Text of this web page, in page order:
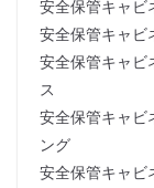
安全保管キャビ
安全保管キャビ
安全保管キャビ
ス
安全保管キャビ
ング
安全保管キャビ